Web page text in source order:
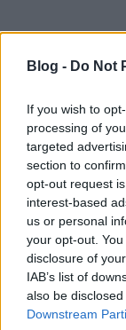
Blog - Do Not
If you wish to
processing of
targeted
section to
opt-out request
interest-based
us or personal
your opt-out.
disclosure of
IAB’s list of
also be
Downstream
A térlátás velünk
Pedig a
megjelenítéssel
térgeometriára, a
képződményekre
komoly
integrálják a
Ez az eszköz nem
figyelmüket is
ösztönözni őket.
különleges
gondolná. Addig